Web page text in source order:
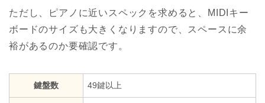
ただし、ピアノに近いスペックを求めると、MIDIキー
ボードのサイズも大きくなりますので、スペースに余
裕があるのか要確認です。
鍵盤数 49鍵以上